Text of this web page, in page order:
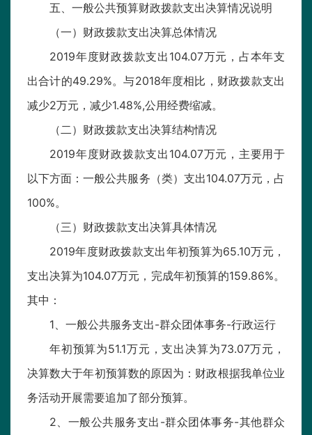
五、一般公共预算财政拨款支出决算情况说明
（一）财政拨款支出决算总体情况
2019年度财政拨款支出104.07万元，占本年支
出合计的49.29%。与2018年度相比，财政拨款支出
减少2万元，减少1.48%,公用经费缩减。
（二）财政拨款支出决算结构情况
2019年度财政拨款支出104.07万元，主要用于
以下方面：一般公共服务（类）支出104.07万元，占
100%。
（三）财政拨款支出决算具体情况
2019年度财政拨款支出年初预算为65.10万元，
支出决算为104.07万元，完成年初预算的159.86%。
其中：
1、一般公共服务支出-群众团体事务-行政运行
年初预算为51.1万元，支出决算为73.07万元，
决算数大于年初预算数的原因为：财政根据我单位业
务活动开展需要追加了部分预算。
2、一般公共服务支出-群众团体事务-其他群众